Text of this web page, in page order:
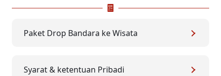
Paket Drop Bandara ke Wisata
Syarat & ketentuan Pribadi